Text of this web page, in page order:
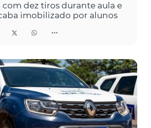
com dez tiros durante aula e
imobilizado por alunos